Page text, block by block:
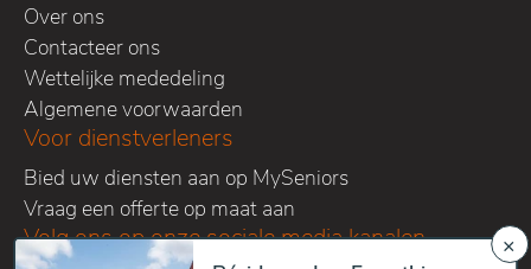
Over ons
Contacteer ons
Wettelijke mededeling
Algemene voorwaarden
Voor dienstverleners
Bied uw diensten aan op MySeniors
Vraag een offerte op maat aan
Volg ons op onze sociale media kanalen
×